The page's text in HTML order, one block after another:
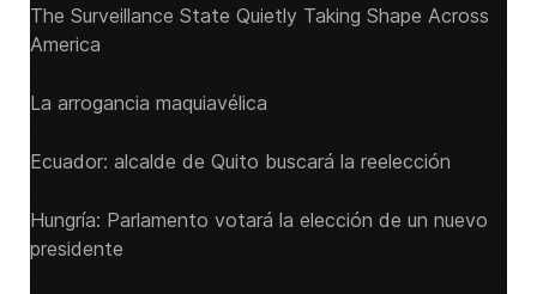
The Surveillance State Quietly Taking Shape Across
America
La arrogancia maquiavélica
Ecuador: alcalde de Quito buscará la reelección
Hungría: Parlamento votará la elección de un nuevo
presidente